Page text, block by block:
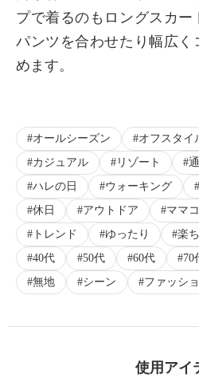
プで着るのもロングスカー
パンツを合わせたり幅広く
めます。
オールシーズン オフスタイ
カジュアル
リゾート
ハレの日
ウォーキング
休日
アウトドア ママ
トレンド
ゆったり 楽
40代
50代 60代 70
無地
シーン ファッシ
使用アイ